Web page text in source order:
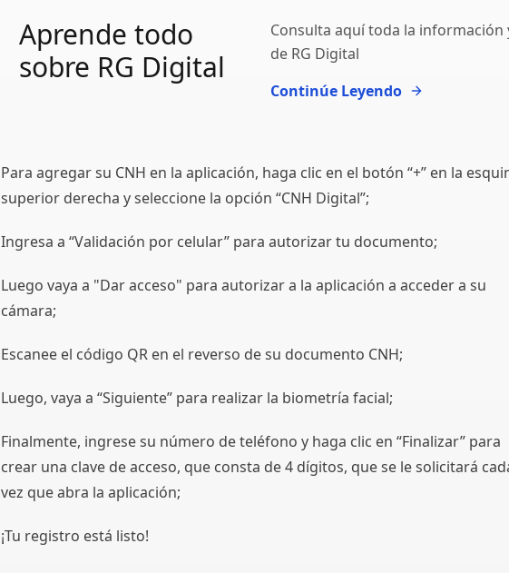
Aprende todo
sobre RG Digital
Consulta aquí toda la información
de RG Digital
Continúe Leyendo
Para agregar su CNH en la aplicación, haga clic en el botón “+” en la
superior derecha y seleccione la opción “CNH Digital”;
Ingresa a “Validación por celular” para autorizar tu documento;
Luego vaya a "Dar acceso" para autorizar a la aplicación a acceder a su
cámara;
Escanee el código QR en el reverso de su documento CNH;
Luego, vaya a “Siguiente” para realizar la biometría facial;
Finalmente, ingrese su número de teléfono y haga clic en “Finalizar” para
crear una clave de acceso, que consta de 4 dígitos, que se le solicitará
vez que abra la aplicación;
¡Tu registro está listo!